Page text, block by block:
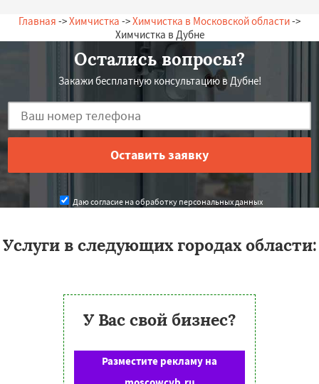
Главная ->Химчистка ->Химчистка в Московской области->
Химчистка в Дубне
Остались вопросы?
Закажи бесплатную консультацию в Дубне!
Даю согласие на обработку персональных данных
Услуги в следующих городах области:
У Вас свой бизнес?
Разместите рекламу на